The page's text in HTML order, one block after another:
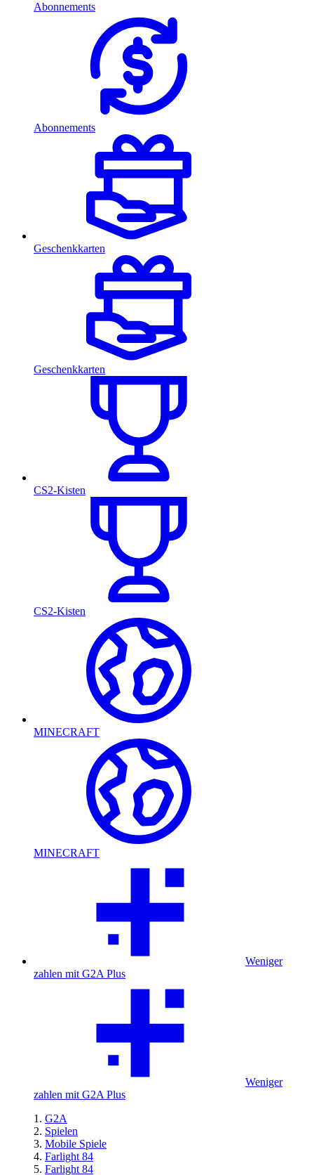
Abonnements
Abonnements
Geschenkkarten
Geschenkkarten
CS2-Kisten
CS2-Kisten
MINECRAFT
MINECRAFT
Weniger
zahlen mit G2A Plus
Weniger
zahlen mit G2A Plus
G2A
Spielen
Mobile Spiele
Farlight 84
Farlight 84